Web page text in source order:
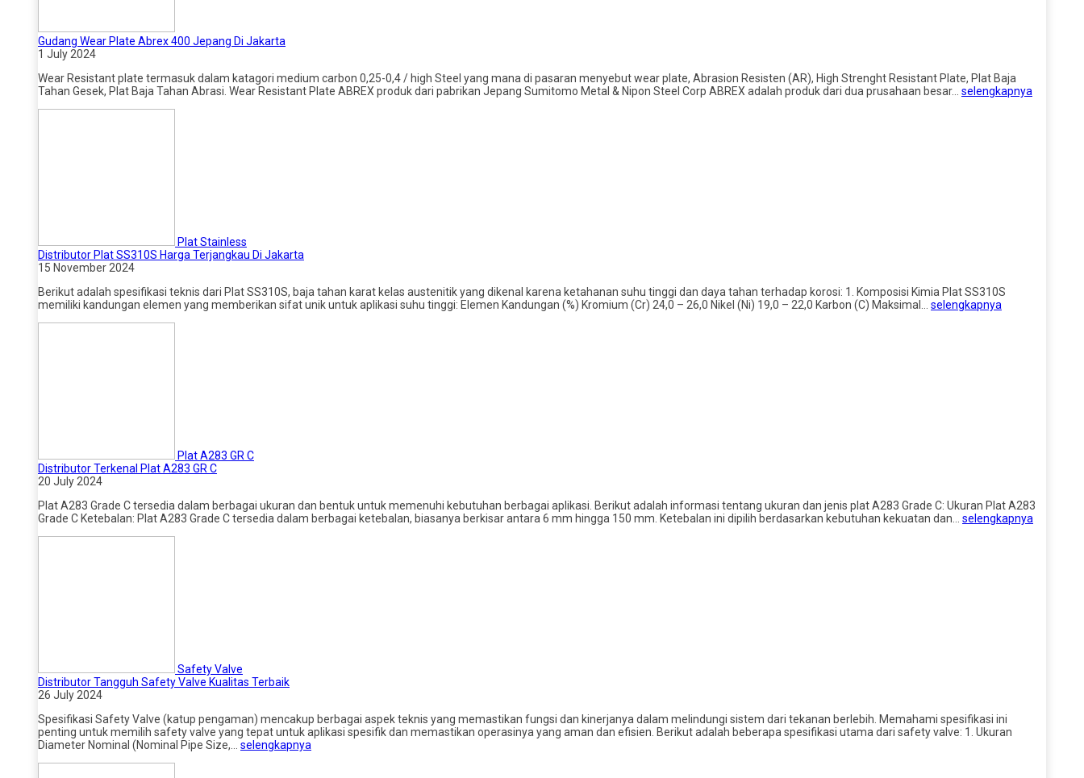
Gudang Wear Plate Abrex 400 Jepang Di Jakarta
1 July 2024
Wear Resistant plate termasuk dalam katagori medium carbon 0,25-0,4 / high Steel yang mana di pasaran menyebut wear plate, Abrasion Resisten (AR), High Strenght Resistant Plate, Plat Baja
Tahan Gesek, Plat Baja Tahan Abrasi. Wear Resistant Plate ABREX produk dari pabrikan Jepang Sumitomo Metal & Nipon Steel Corp ABREX adalah produk dari dua prusahaan besar… selengkapnya
Plat Stainless
Distributor Plat SS310S Harga Terjangkau Di Jakarta
15 November 2024
Berikut adalah spesifikasi teknis dari Plat SS310S, baja tahan karat kelas austenitik yang dikenal karena ketahanan suhu tinggi dan daya tahan terhadap korosi: 1. Komposisi Kimia Plat SS310S
memiliki kandungan elemen yang memberikan sifat unik untuk aplikasi suhu tinggi: Elemen Kandungan (%) Kromium (Cr) 24,0 – 26,0 Nikel (Ni) 19,0 – 22,0 Karbon (C) Maksimal… selengkapnya
Plat A283 GR C
Distributor Terkenal Plat A283 GR C
20 July 2024
Plat A283 Grade C tersedia dalam berbagai ukuran dan bentuk untuk memenuhi kebutuhan berbagai aplikasi. Berikut adalah informasi tentang ukuran dan jenis plat A283 Grade C: Ukuran Plat A283
Grade C Ketebalan: Plat A283 Grade C tersedia dalam berbagai ketebalan, biasanya berkisar antara 6 mm hingga 150 mm. Ketebalan ini dipilih berdasarkan kebutuhan kekuatan dan… selengkapnya
Safety Valve
Distributor Tangguh Safety Valve Kualitas Terbaik
26 July 2024
Spesifikasi Safety Valve (katup pengaman) mencakup berbagai aspek teknis yang memastikan fungsi dan kinerjanya dalam melindungi sistem dari tekanan berlebih. Memahami spesifikasi ini
penting untuk memilih safety valve yang tepat untuk aplikasi spesifik dan memastikan operasinya yang aman dan efisien. Berikut adalah beberapa spesifikasi utama dari safety valve: 1. Ukuran
Diameter Nominal (Nominal Pipe Size,… selengkapnya